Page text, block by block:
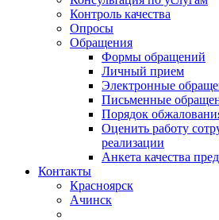
Контроль качества
Опросы
Обращения
Формы обращений
Личный прием
Электронные
Письменные
Порядок
Оценить работу
реализации
Анкета качества
Контакты
Красноярск
Ачинск